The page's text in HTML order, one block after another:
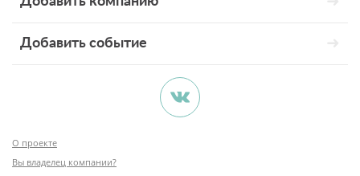
Добавить событие
О проекте
Вы владелец компании?